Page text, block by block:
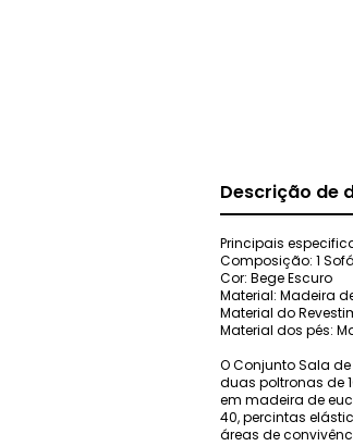
Descrição de
Principais
Composição: 1
Cor: Bege Escuro
Material: Madeira
Material do
Material dos pés:
O Conjunto Sala
duas poltronas de
em madeira de
40, percintas
áreas de